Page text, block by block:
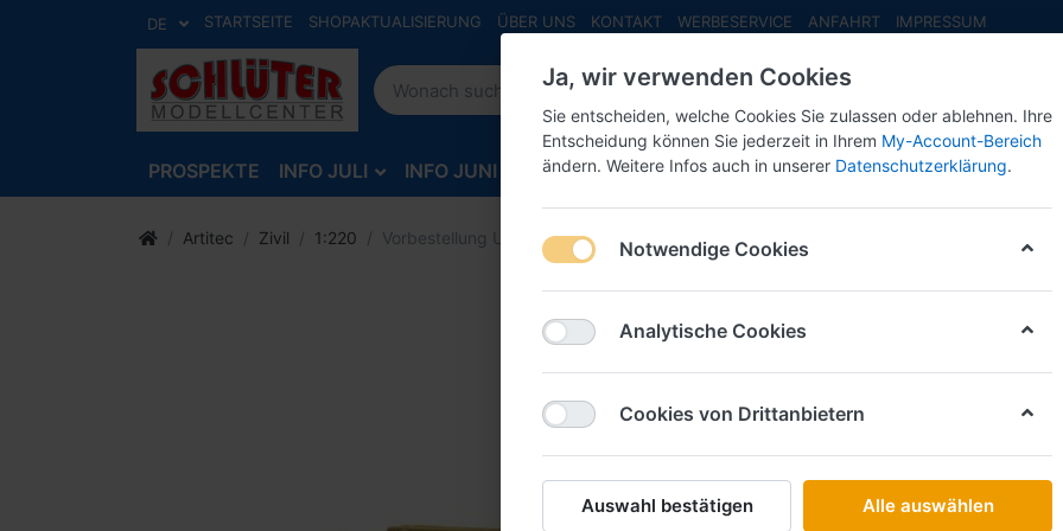
DE STARTSEITE SHOPAKTUALISIERUNG ÜBER UNS KONTAKT WERBESERVICE ANFAHRT IMPRESSUM
PROSPEKTE INFO JULI INFO JUNI INFO MAI NEU EINGETROFFEN NEUHEITEN
Artitec Zivil 1:220 Vorbestellung Unimog 404s gelb -1:220- -Fertigmodell- ***Messe NH 2026***
Artitec
gelb -
Art.-Nr.
Ja, wir verwenden Cookies
Sie entscheiden, welche Cookies Sie zulassen oder ablehnen. Ihre
Entscheidung können Sie jederzeit in Ihrem My-Account-Bereich
ändern. Weitere Infos auch in unserer Datenschutzerklärung.
Notwendige Cookies
Analytische Cookies
Cookies von Drittanbietern
Auswahl bestätigen Alle auswählen